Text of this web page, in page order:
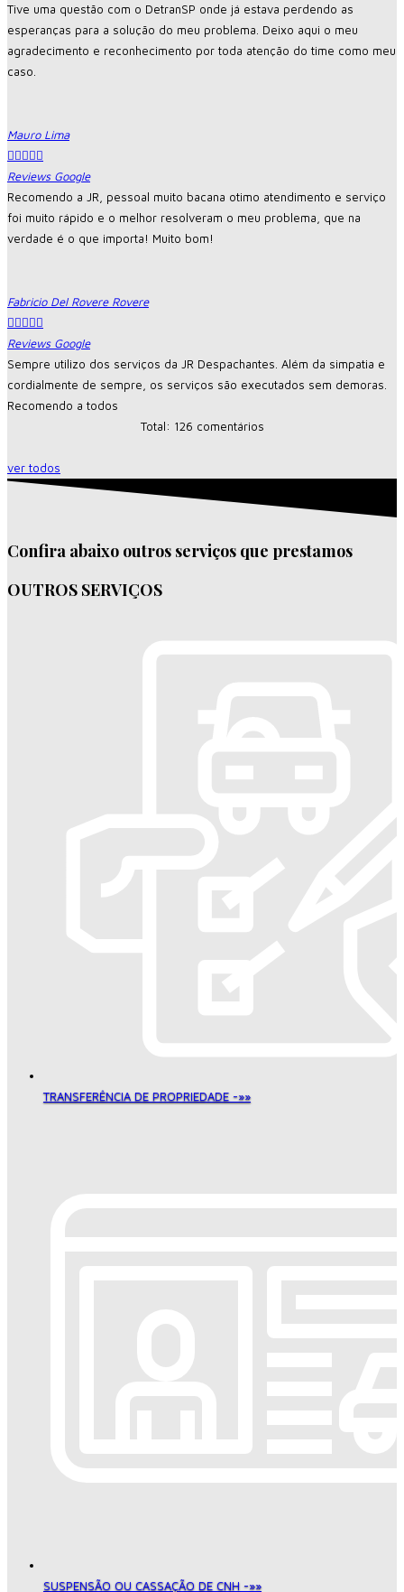
Tive uma questão com o DetranSP onde já estava perdendo as
esperanças para a solução do meu problema. Deixo aqui o meu
agradecimento e reconhecimento por toda atenção do time como meu
caso.
Mauro Lima

Reviews Google
Recomendo a JR, pessoal muito bacana otimo atendimento e serviço
foi muito rápido e o melhor resolveram o meu problema, que na
verdade é o que importa! Muito bom!
Fabricio Del Rovere Rovere

Reviews Google
Sempre utilizo dos serviços da JR Despachantes. Além da simpatia e
cordialmente de sempre, os serviços são executados sem demoras.
Recomendo a todos
Total: 126 comentários
ver todos
Confira abaixo outros serviços que prestamos
OUTROS SERVIÇOS
TRANSFERÊNCIA DE PROPRIEDADE -»»
SUSPENSÃO OU CASSAÇÃO DE CNH -»»